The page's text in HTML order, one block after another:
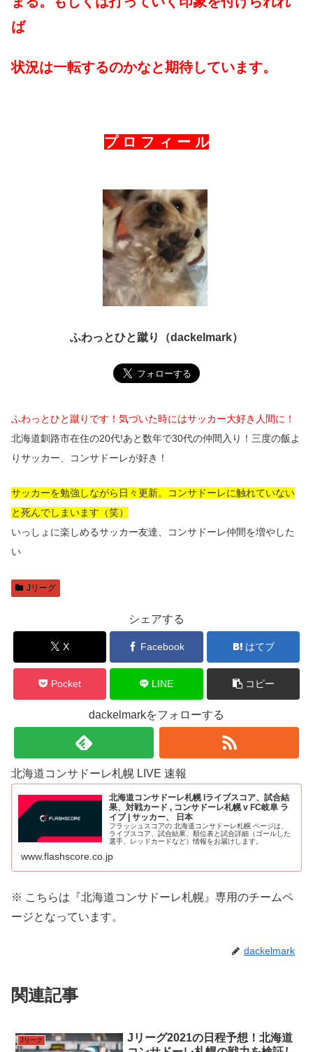
ば
状況は一転するのかなと期待しています。
プ ロ フ ィ ー ル
ふわっとひと蹴り（dackelmark）
ふわっとひと蹴りです！気づいた時にはサッカー大好き人間に！
北海道釧路市在住の20代!あと数年で30代の仲間入り！三度の飯よ
りサッカー、コンサドーレが好き！
サッカーを勉強しながら日々更新。コンサドーレに触れていない
と死んでしまいます（笑）
いっしょに楽しめるサッカー友達、コンサドーレ仲間を増やした
い
Jリーグ
シェアする
X Facebook はてブ
Pocket LINE コピー
dackelmarkをフォローする
北海道コンサドーレ札幌 LIVE 速報
北海道コンサドーレ札幌 lライブスコア、試合結
果、対戦カード , コンサドーレ札幌 v FC岐阜 ラ
イブ | サッカー、 日本
フラッシュスコアの 北海道コンサドーレ札幌 ページは、
ライブスコア、試合結果、順位表と試合詳細（ゴールした
選手、レッドカードなど）情報をお届けします。
www.flashscore.co.jp
※ こちらは『北海道コンサドーレ札幌』 専用のチームペ
ージとなっています。
dackelmark
関連記事
Jリーグ
Jリーグ2021の日程予想！北海道